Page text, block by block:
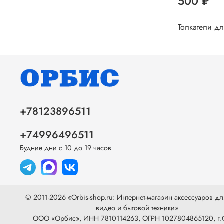
Толкатели
+78123896511
+74996496511
Будние дни с 10 до 19 часов
© 2011-2026 «Orbis-shop.ru: Интернет-магазин аксессуаров
видео и бытовой техники»
ООО «Орбис», ИНН 7810114263, ОГРН 1027804865120,